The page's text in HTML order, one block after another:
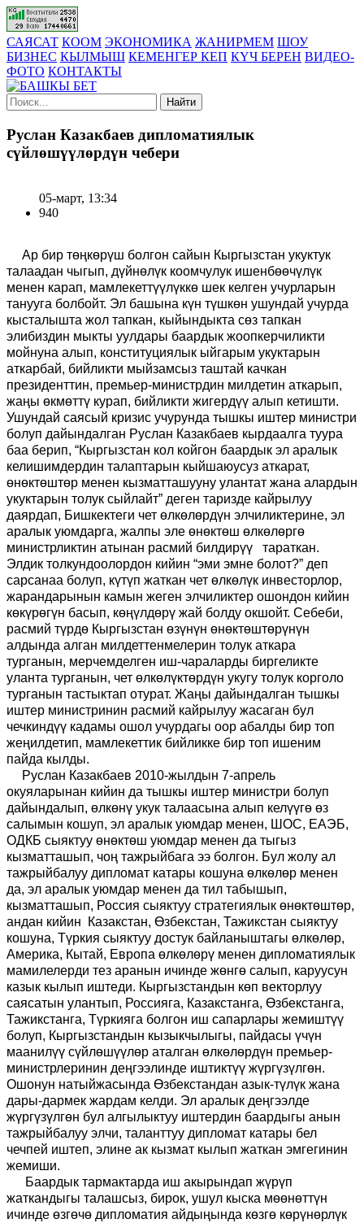
САЯСАТ КООМ ЭКОНОМИКА ЖАНИРМЕМ ШОУ
БИЗНЕС КЫЛМЫШ КЕМЕНГЕР КЕП КҮЧ БЕРЕН ВИДЕО-
ФОТО КОНТАКТЫ
Найти
Руслан Казакбаев дипломатиялык
сүйлөшүүлөрдүн чебери
05-март, 13:34
940
Ар бир төңкөрүш болгон сайын Кыргызстан укуктук
талаадан чыгып, дүйнөлүк коомчулук ишенбөөчүлүк
менен карап, мамлекеттүүлүккө шек келген учурларын
танууга болбойт. Эл башына күн түшкөн ушундай учурда
кысталышта жол тапкан, кыйындыкта сөз тапкан
элибиздин мыкты уулдары баардык жоопкерчиликти
мойнуна алып, конституциялык ыйгарым укуктарын
аткарбай, бийликти мыйзамсыз таштай качкан
президенттин, премьер-министрдин милдетин аткарып,
жаңы өкмөттү курап, бийликти жигердүү алып кетишти.
Ушундай саясый кризис учурунда тышкы иштер министри
болуп дайындалган Руслан Казакбаев кырдаалга туура
баа берип, “Кыргызстан кол койгон баардык эл аралык
келишимдердин талаптарын кыйшаюусуз аткарат,
өнөктөштөр менен кызматташууну улантат жана алардын
укуктарын толук сыйлайт” деген таризде кайрылуу
даярдап, Бишкектеги чет өлкөлөрдүн элчиликтерине, эл
аралык уюмдарга, жалпы эле өнөктөш өлкөлөргө
министрликтин атынан расмий билдирүү тараткан.
Элдик толкундоолордон кийин “эми эмне болот?” деп
сарсанаа болуп, күтүп жаткан чет өлкөлүк инвесторлор,
жарандарынын камын жеген элчиликтер ошондон кийин
көкүрөгүн басып, көңүлдөрү жай болду окшойт. Себеби,
расмий түрдө Кыргызстан өзүнүн өнөктөштөрүнүн
алдында алган милдеттенмелерин толук аткара
турганын, мерчемделген иш-чараларды биргеликте
уланта турганын, чет өлкөлүктөрдүн укугу толук корголо
турганын тастыктап отурат. Жаңы дайындалган тышкы
иштер министринин расмий кайрылуу жасаган бул
чечкиндүү кадамы ошол учурдагы оор абалды бир топ
жеңилдетип, мамлекеттик бийликке бир топ ишеним
пайда кылды.
Руслан Казакбаев 2010-жылдын 7-апрель
окуяларынан кийин да тышкы иштер министри болуп
дайындалып, өлкөнү укук талаасына алып келүүгө өз
салымын кошуп, эл аралык уюмдар менен, ШОС, ЕАЭБ,
ОДКБ сыяктуу өнөктөш уюмдар менен да тыгыз
кызматташып, чоң тажрыйбага ээ болгон. Бул жолу ал
тажрыйбалуу дипломат катары кошуна өлкөлөр менен
да, эл аралык уюмдар менен да тил табышып,
кызматташып, Россия сыяктуу стратегиялык өнөктөштөр,
андан кийин Казакстан, Өзбекстан, Тажикстан сыяктуу
кошуна, Түркия сыяктуу достук байланыштагы өлкөлөр,
Америка, Кытай, Европа өлкөлөрү менен дипломатиялык
мамилелерди тез аранын ичинде жөнгө салып, каруусун
казык кылып иштеди. Кыргызстандын көп векторлуу
саясатын улантып, Россияга, Казакстанга, Өзбекстанга,
Тажикстанга, Түркияга болгон иш сапарлары жемиштүү
болуп, Кыргызстандын кызыкчылыгы, пайдасы үчүн
маанилүү сүйлөшүүлөр аталган өлкөлөрдүн премьер-
министрлеринин деңгээлинде иштиктүү жүргүзүлгөн.
Ошонун натыйжасында Өзбекстандан азык-түлүк жана
дары-дармек жардам келди. Эл аралык деңгээлде
жүргүзүлгөн бул алгылыктуу иштердин баардыгы анын
тажрыйбалуу элчи, таланттуу дипломат катары бел
чечпей иштеп, элине ак кызмат кылып жаткан эмгегинин
жемиши.
Баардык тармактарда иш акырындап жүрүп
жаткандыгы талашсыз, бирок, ушул кыска мөөнөттүн
ичинде өзгөчө дипломатия айдыңында көзгө көрүнөрлүк